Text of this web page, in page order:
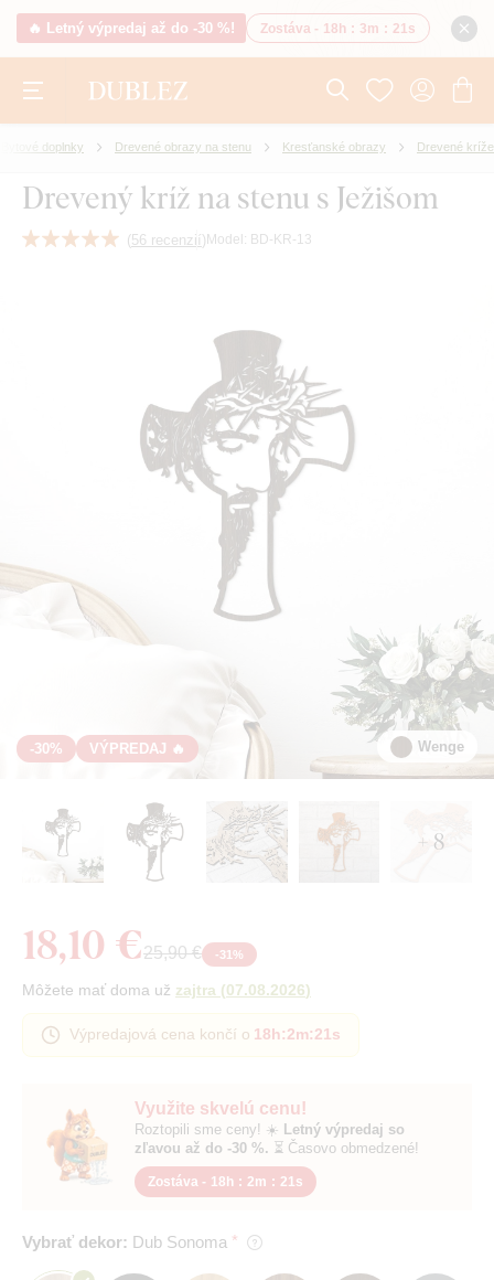
🔥 Letný výpredaj až do -30 %! Zostáva - 18h : 3m : 20s
Bytové doplnky Drevené obrazy na stenu Kresťanské obrazy Drevené kríže
Drevený kríž na stenu s Ježišom
(56 recenzií) Model: BD-KR-13
-30% VÝPREDAJ 🔥 Wenge
+ 8
Využite skvelú cenu!
Roztopili sme ceny! ☀️ Letný výpredaj so
zľavou až do -30 %. ⏳ Časovo obmedzené!
Zostáva - 18h : 2m : 20s
Vybrať dekor: Dub Sonoma
18,10 €25,90 € -31%
Môžete mať doma už zajtra (07.08.2026)
Výpredajová cena končí o 18h:2m:20s